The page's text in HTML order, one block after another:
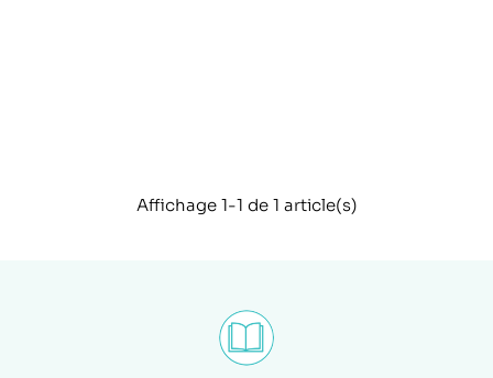
Affichage 1-1 de 1 article(s)